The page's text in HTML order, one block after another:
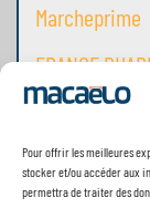
Pour offrir les meilleures
stocker et/ou accéder aux
permettra de traiter des
Marcheprime
FRANCE
performantes